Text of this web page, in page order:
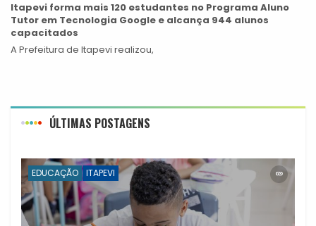
Itapevi forma mais 120 estudantes no Programa Aluno
Tutor em Tecnologia Google e alcança 944 alunos
capacitados
A Prefeitura de Itapevi realizou,
ÚLTIMAS POSTAGENS
EDUCAÇÃO ITAPEVI